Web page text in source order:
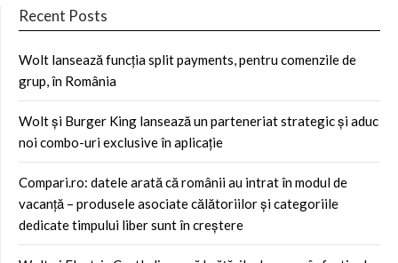
Recent Posts
Wolt lansează funcția split payments, pentru comenzile de
grup, în România
Wolt și Burger King lansează un parteneriat strategic și aduc
noi combo-uri exclusive în aplicație
Compari.ro: datele arată că românii au intrat în modul de
vacanță – produsele asociate călătoriilor și categoriile
dedicate timpului liber sunt în creștere